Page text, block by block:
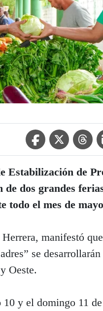
Facebook IconTwitter Icon
Threads
Estabilización de
dos grandes
todo el mes de
manifestó
se
Oeste.
y el domingo 11